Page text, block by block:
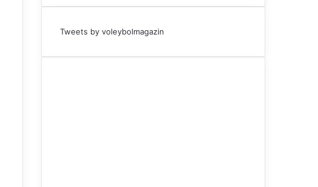
Tweets by voleybolmagazin